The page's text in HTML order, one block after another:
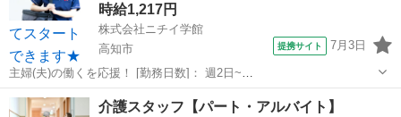
時給1,217円
株式会社ニチイ学館
高知市
提携サイト 7月3日
主婦(夫)の働くを応援！ [勤務日数]： 週2日~
10:00~16:00/09:00~15:00/08:00~12:00/09:00~17:00/10:00~18:00 月/
火/水/木/金/土/日 などから選べます [...
高知 高知市 ケアマネージャー
介護スタッフ【パート・アルバイト】